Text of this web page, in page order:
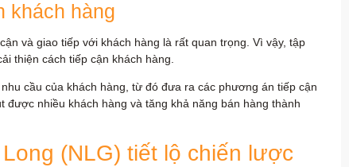
khách hàng
và giao tiếp với khách hàng là rất quan trọng. Vì vậy, tập
thiện cách tiếp cận khách hàng.
cầu của khách hàng, từ đó đưa ra các phương án tiếp cận
được nhiều khách hàng và tăng khả năng bán hàng thành
(NLG) tiết lộ chiến lược